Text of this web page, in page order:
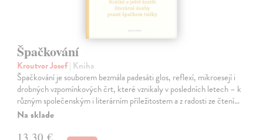
Špačkování
Kroutvor Josef| Kniha
Špačkování je souborem bezmála padesáti glos, reflexí, mikroesejí i
drobných vzpomínkových črt, které vznikaly v posledních letech – k
různým společenským i literárním příležitostem a z radosti ze čtení…
Na sklade
13,30 €